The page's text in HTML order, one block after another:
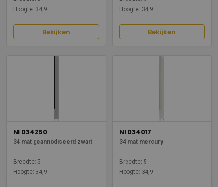
Hoogte: 34,9
Bekijken
Hoogte: 34,9
Bekijken
NI 034250
34 mat geannodiseerd zwart
Breedte: 5
Hoogte: 34,9
NI 034017
34 mat mercury
Breedte: 5
Hoogte: 34,9